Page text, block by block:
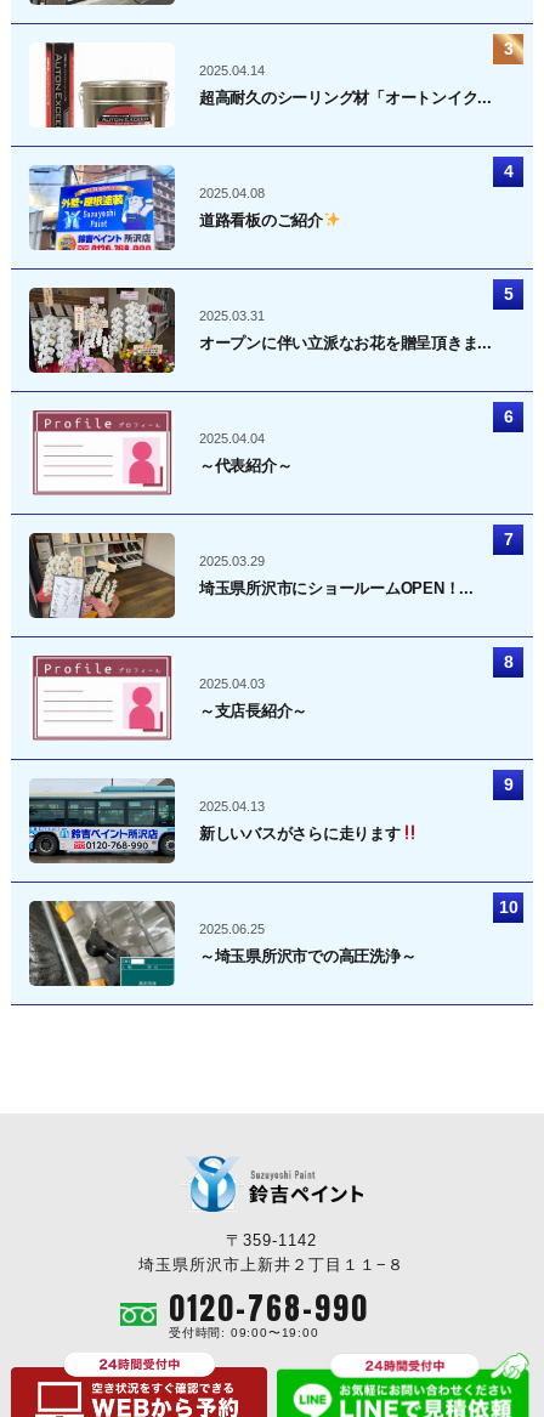
2025.04.14
超高耐久のシーリング材「オートンイク...
2025.04.08
道路看板のご紹介
2025.03.31
オープンに伴い立派なお花を贈呈頂きま...
2025.04.04
～代表紹介～
2025.03.29
埼玉県所沢市にショールームOPEN！...
2025.04.03
～支店長紹介～
2025.04.13
新しいバスがさらに走ります
2025.06.25
～埼玉県所沢市での高圧洗浄～
〒359-1142
埼玉県所沢市上新井２丁目１１−８
0120-768-990
受付時間: 09:00〜19:00